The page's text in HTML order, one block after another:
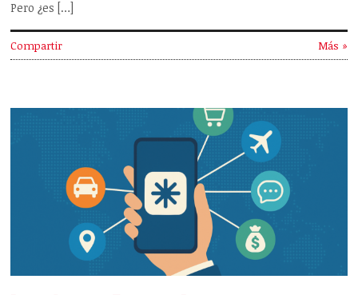
Pero ¿es […]
Compartir Más »